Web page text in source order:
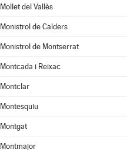
Mollet del Vallès
Monistrol de Calders
Monistrol de Montserrat
Montcada i Reixac
Montclar
Montesquiu
Montgat
Montmajor